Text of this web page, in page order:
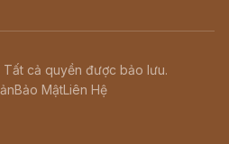
cả quyền được bảo lưu.
Bảo MậtLiên Hệ